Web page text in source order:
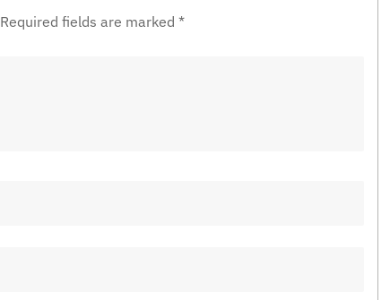
Required fields are marked *